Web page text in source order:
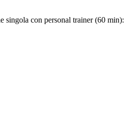
singola con personal trainer (60 min):